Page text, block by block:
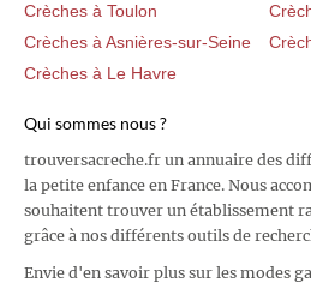
Crèches à Toulon
Crèches à Asnières-sur-Seine
Crèches à Le Havre
Qui sommes nous ?
trouversacreche.fr un annuaire des
la petite enfance en France. Nous
souhaitent trouver un établissement
grâce à nos différents outils de
Envie d'en savoir plus sur les modes